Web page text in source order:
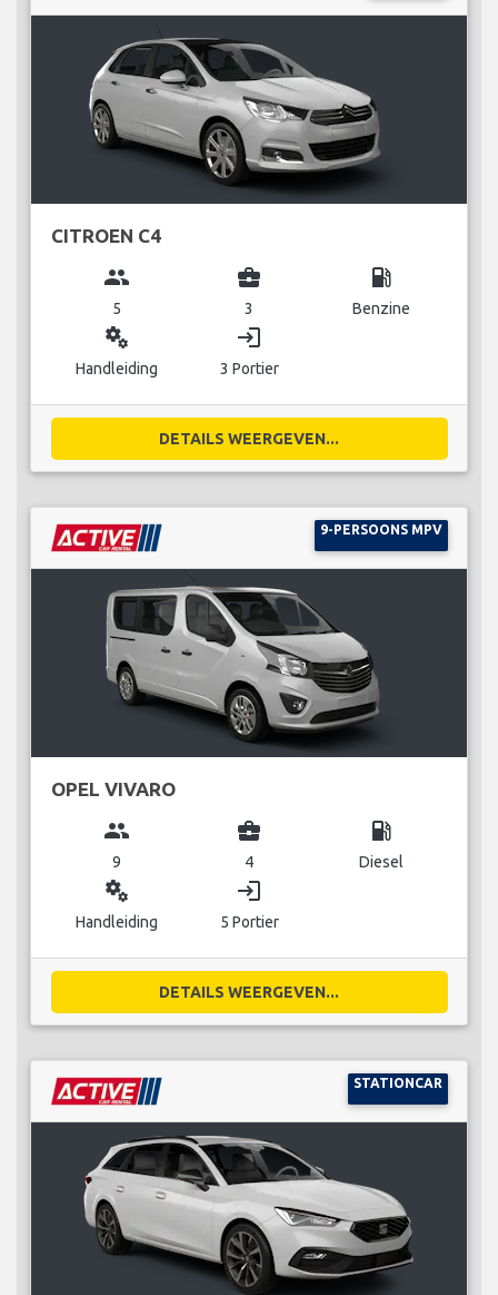
CITROEN C4
group
5
business_center
3
local_gas_station
Benzine
miscellaneous_services
Handleiding
login
3 Portier
DETAILS WEERGEVEN...
9-PERSOONS MPV
OPEL VIVARO
group
9
business_center
4
local_gas_station
Diesel
miscellaneous_services
Handleiding
login
5 Portier
DETAILS WEERGEVEN...
STATIONCAR